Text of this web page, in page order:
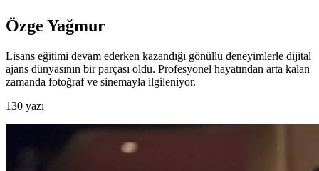
Özge Yağmur
Lisans eğitimi devam ederken kazandığı gönüllü deneyimlerle dijital
ajans dünyasının bir parçası oldu. Profesyonel hayatından arta kalan
zamanda fotoğraf ve sinemayla ilgileniyor.
130 yazı